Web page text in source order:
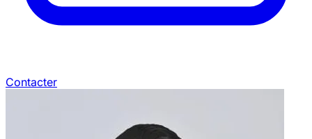
Contacter